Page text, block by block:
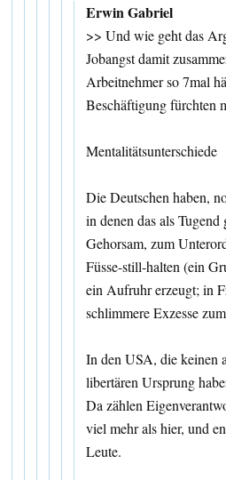
Erwin Gabriel
>> Und wie geht das
Jobangst damit
Arbeitnehmer so 7mal
Beschäftigung fürchten
Mentalitätsunterschiede
Die Deutschen haben,
in denen das als
Gehorsam, zum
Füsse-still-halten (ein
ein Aufruhr erzeugt; in
schlimmere Exzesse
In den USA, die keinen
libertären Ursprung
Da zählen
viel mehr als hier, und
Leute.